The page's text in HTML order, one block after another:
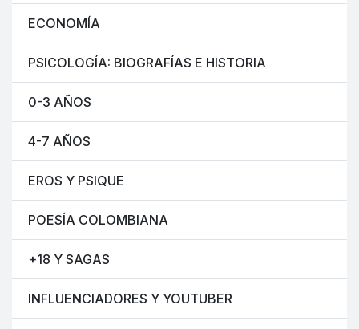
ECONOMÍA
PSICOLOGÍA: BIOGRAFÍAS E HISTORIA
0-3 AÑOS
4-7 AÑOS
EROS Y PSIQUE
POESÍA COLOMBIANA
+18 Y SAGAS
INFLUENCIADORES Y YOUTUBER